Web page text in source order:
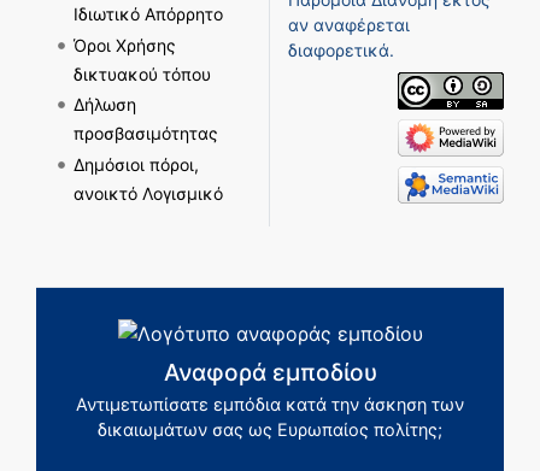
Ιδιωτικό Απόρρητο
Όροι Χρήσης
δικτυακού τόπου
Δήλωση
προσβασιμότητας
Δημόσιοι πόροι,
ανοικτό Λογισμικό
αν αναφέρεται
διαφορετικά.
Αναφορά εμποδίου
Αντιμετωπίσατε εμπόδια κατά την άσκηση των
δικαιωμάτων σας ως Ευρωπαίος πολίτης;